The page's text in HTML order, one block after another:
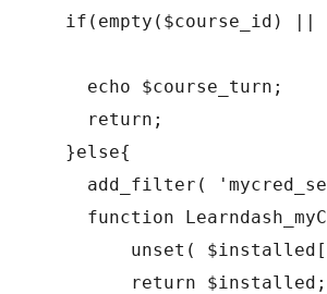
if(empty($course_id) ||
    echo $course_turn;
    return;
  }else{
add_filter(
function
unset(
        return $installed;